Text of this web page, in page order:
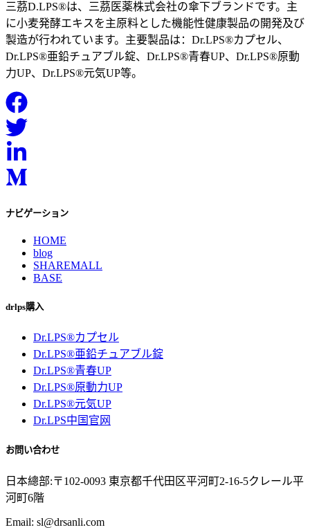
三茘D.LPS®は、三茘医薬株式会社の傘下ブランドです。主
に小麦発酵エキスを主原料とした機能性健康製品の開発及び
製造が行われています。主要製品は：Dr.LPS®カプセル、
Dr.LPS®亜鉛チュアブル錠、Dr.LPS®青春UP、Dr.LPS®原動
力UP、Dr.LPS®元気UP等。
ナビゲーション
HOME
blog
SHAREMALL
BASE
drlps購入
Dr.LPS®カプセル
Dr.LPS®亜鉛チュアブル錠
Dr.LPS®青春UP
Dr.LPS®原動力UP
Dr.LPS®元気UP
Dr.LPS中国官网
お問い合わせ
日本總部:〒102-0093 東京都千代田区平河町2-16-5クレール平
河町6階
Email: sl@drsanli.com